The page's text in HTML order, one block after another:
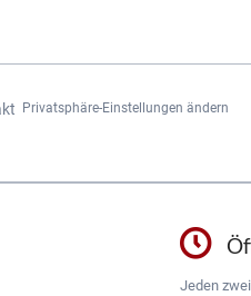
im
Privatsphäre-Einstellungen ändern
Jeden